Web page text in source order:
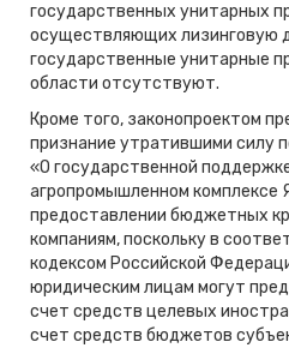
государственных унитарных
осуществляющих лизинговую
государственные унитарные
области отсутствуют.
Кроме того, законопроектом
признание утратившими силу
«О государственной
агропромышленном комплексе
предоставлении бюджетных
компаниям, поскольку в
кодексом Российской
юридическим лицам могут
счет средств целевых
счет средств бюджетов